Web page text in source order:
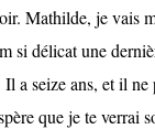
Mathilde, je vais
si délicat une
a seize ans, et il
que je te verrai